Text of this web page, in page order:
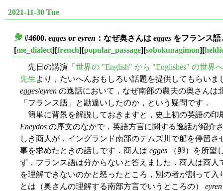
2021-11-30 Tue
#4600. egges or eyren ：なぜ奥さんは egges をフランス
[me_dialect][french][popular_passage][sobokunagimon][
先日の講演 「世界の "English" から "Englishes" の世界
先生より，たいへんおもしろい話題を提供してもらいま
egges/eyren の逸話において，なぜ南部の農夫の奥さん
「フランス語」と勘違いしたのか，という疑問です．
簡単に背景を解説しておきますと，史上初の英語の印
Eneydos の序文のなかで，英語方言に関する逸話が紹介
しき商人が，イングランド南部のテムズ川で船を停留
事を求めたときの話しです．商人は egges （卵）を所望
ず，フランス語は分からないと答えました．商人は商
を理解できないのかと怒ったところ，別の者が割って
とは（奥さんの理解する南部方言でいうところの） eyren